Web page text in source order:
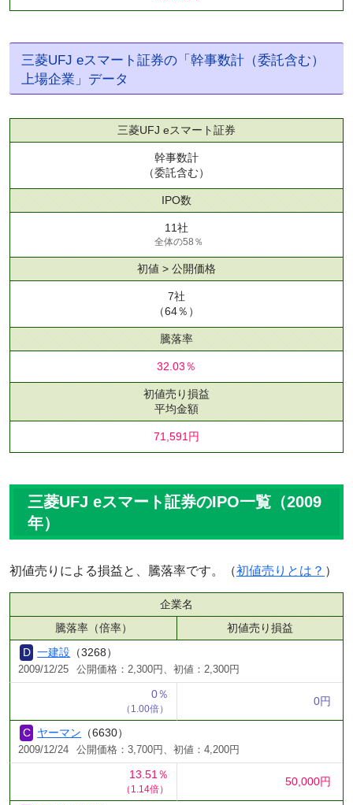
三菱UFJ eスマート証券の「幹事数計（委託含む）
上場企業」データ
三菱UFJ eスマート証券
幹事数計
（委託含む）
IPO数
11社
全体の58％
初値 > 公開価格
7社
（64％）
騰落率
32.03％
初値売り損益
平均金額
71,591円
三菱UFJ eスマート証券のIPO一覧（2009
年）
初値売りによる損益と、騰落率です。（初値売りとは？ ）
企業名
騰落率（倍率）
初値売り損益
一建設 （3268）
2009/12/25 公開価格：2,300円、初値：2,300円
0％
（1.00倍）
0円
ヤーマン （6630）
2009/12/24 公開価格：3,700円、初値：4,200円
13.51％
（1.14倍）
50,000円